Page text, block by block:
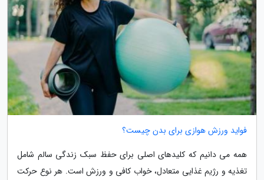
فواید ورزش هوازی برای بدن چیست؟
همه می دانیم که کلیدهای اصلی برای حفظ سبک زندگی سالم شامل
تغذیه و رژیم غذایی متعادل، خواب کافی و ورزش است. هر نوع حرکت